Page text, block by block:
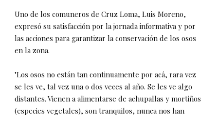
Uno de los comuneros de Cruz Loma, Luis Moreno,
expresó su satisfacción por la jornada informativa y por
las acciones para garantizar la conservación de los osos
en la zona.
"Los osos no están tan continuamente por acá, rara vez
se les ve, tal vez una o dos veces al año. Se les ve algo
distantes. Vienen a alimentarse de achupallas y mortiños
(especies vegetales), son tranquilos, nunca nos han